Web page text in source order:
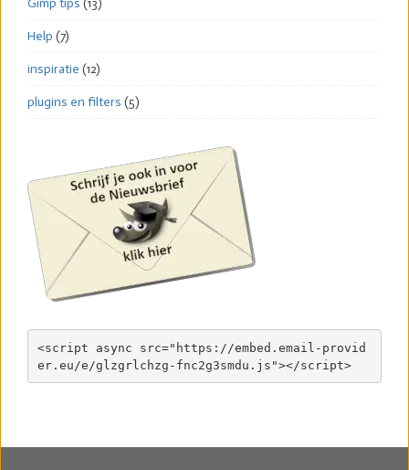
Gimp tips (13)
Help (7)
inspiratie (12)
plugins en filters (5)
<script async src="https://embed.email-provid
er.eu/e/glzgrlchzg-fnc2g3smdu.js"></script>